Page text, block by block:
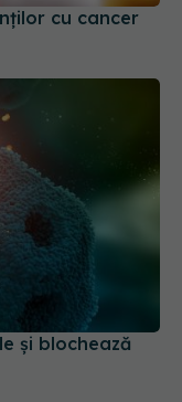
cu cancer
și blochează